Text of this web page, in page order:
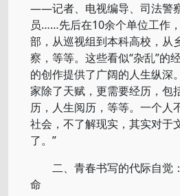
——记者、电视编导、司法警
员……先后在10余个单位工作
部，从巡视组到本科高校，从
察，等等。这些看似“杂乱”的
的创作提供了广阔的人生纵深
家除了天赋，更需要经历，包
历，人生阅历，等等。一个人
社会，不了解现实，其实对于
了。”
二、青春书写的代际自觉
命